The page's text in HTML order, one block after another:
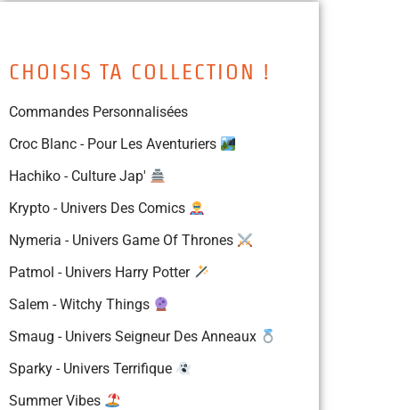
CHOISIS TA COLLECTION !
Commandes Personnalisées
Croc Blanc - Pour Les Aventuriers
Hachiko - Culture Jap'
Krypto - Univers Des Comics
Nymeria - Univers Game Of Thrones
Patmol - Univers Harry Potter
Salem - Witchy Things
Smaug - Univers Seigneur Des Anneaux
Sparky - Univers Terrifique
Summer Vibes